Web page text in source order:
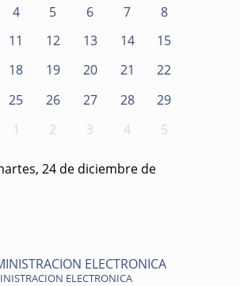
4 5 6 7
8
11 12 13 14
15
18 19 20 21
22
25 26 27 28
29
1 2 3 4 5
24 de diciembre de
ELECTRONICA
ELECTRONICA